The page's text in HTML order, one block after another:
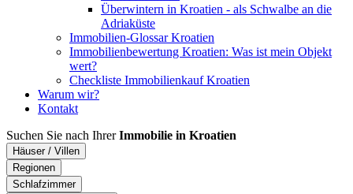
Überwintern in Kroatien - als Schwalbe an die
Adriaküste
Immobilien-Glossar Kroatien
Immobilienbewertung Kroatien: Was ist mein Objekt
wert?
Checkliste Immobilienkauf Kroatien
Warum wir?
Kontakt
Suchen Sie nach IhrerImmobilie in Kroatien
Häuser / Villen
Regionen
Schlafzimmer